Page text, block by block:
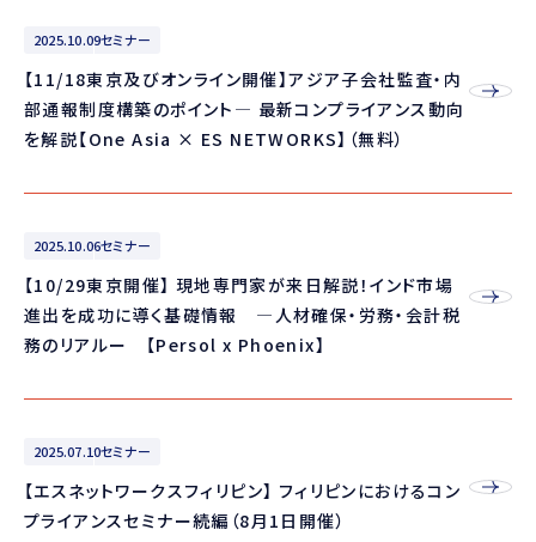
2025.10.09セミナー
【11/18東京及びオンライン開催】アジア子会社監査・内
部通報制度構築のポイント― 最新コンプライアンス動向
を解説【One Asia × ES NETWORKS】（無料）
2025.10.06セミナー
【10/29東京開催】 現地専門家が来日解説！インド市場
進出を成功に導く基礎情報 ―人材確保・労務・会計税
務のリアルー 【Persol x Phoenix】
2025.07.10セミナー
【エスネットワークスフィリピン】 フィリピンにおけるコン
プライアンスセミナー続編（8月1日開催）